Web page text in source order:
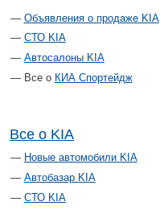
Объявления о продаже KIA
СТО KIA
Автосалоны KIA
Все о КИА Спортейдж
Все о KIA
Новые автомобили KIA
Автобазар KIA
СТО KIA